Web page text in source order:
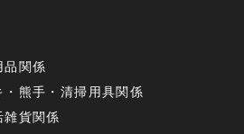
品関係
熊手・清掃用具関係
雑貨関係